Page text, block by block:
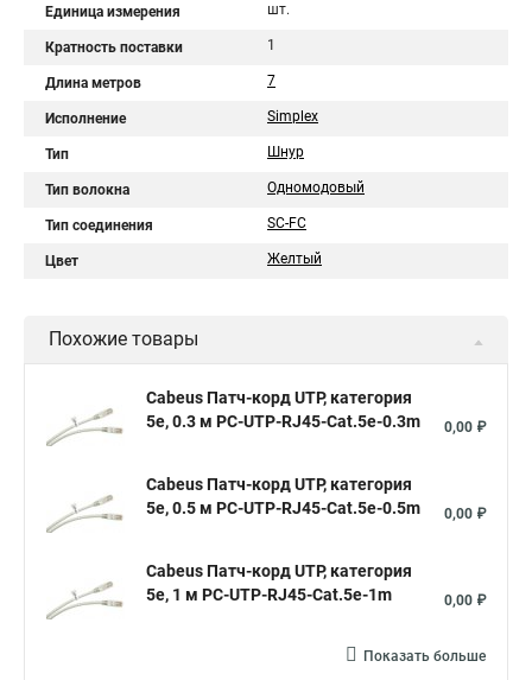
Единица измерения шт.
Кратность поставки 1
Длина метров 7
Исполнение Simplex
Тип Шнур
Тип волокна Одномодовый
Тип соединения SC-FC
Цвет Желтый
Похожие товары
Cabeus Патч-корд UTP, категория
5e, 0.3 м PC-UTP-RJ45-Cat.5e-0.3m
0,00 ₽
Cabeus Патч-корд UTP, категория
5e, 0.5 м PC-UTP-RJ45-Cat.5e-0.5m
0,00 ₽
Cabeus Патч-корд UTP, категория
5e, 1 м PC-UTP-RJ45-Cat.5e-1m
0,00 ₽
Показать больше